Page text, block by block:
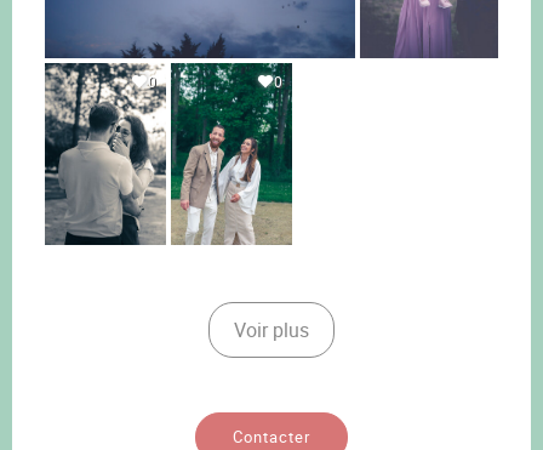
0 0
Voir plus
Contacter